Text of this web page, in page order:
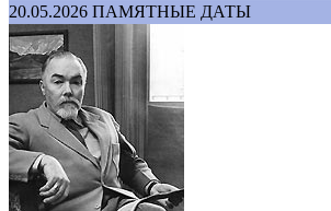
20.05.2026 ПАМЯТНЫЕ ДАТЫ